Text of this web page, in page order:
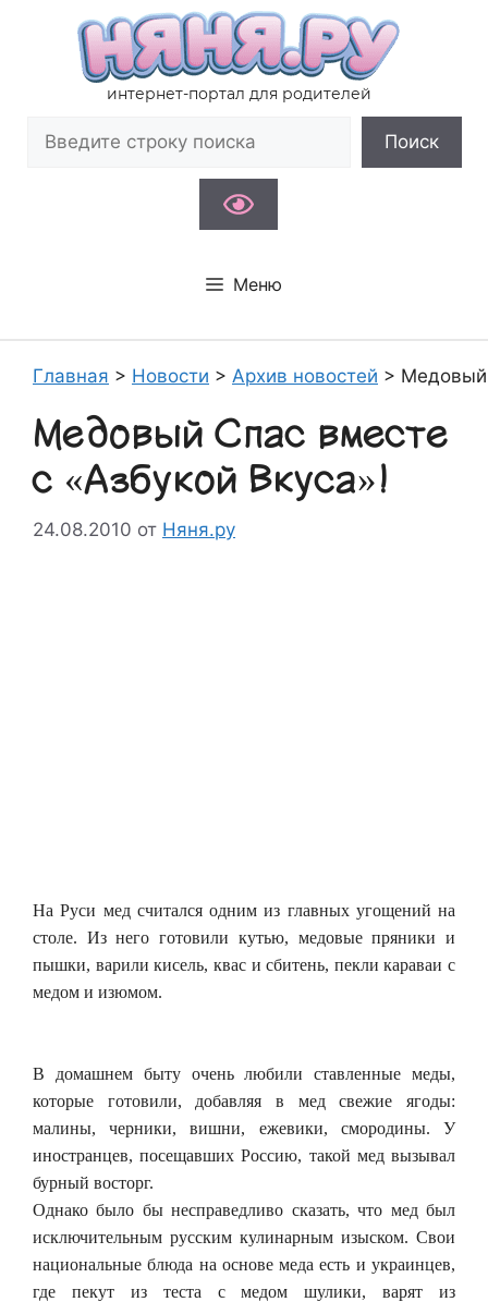
содержимому
интернет-портал для родителей
Поиск
Меню
Главная > Новости > Архив новостей > Медовый
Медовый Спас вместе
с «Азбукой Вкуса»!
24.08.2010 от Няня.ру
На Руси мед считался одним из главных угощений на
столе. Из него готовили кутью, медовые пряники и
пышки, варили кисель, квас и сбитень, пекли караваи с
медом и изюмом.
В домашнем быту очень любили ставленные меды,
которые готовили, добавляя в мед свежие ягоды:
малины, черники, вишни, ежевики, смородины. У
иностранцев, посещавших Россию, такой мед вызывал
бурный восторг.
Однако было бы несправедливо сказать, что мед был
исключительным русским кулинарным изыском. Свои
национальные блюда на основе меда есть и украинцев,
где пекут из теста с медом шулики, варят из